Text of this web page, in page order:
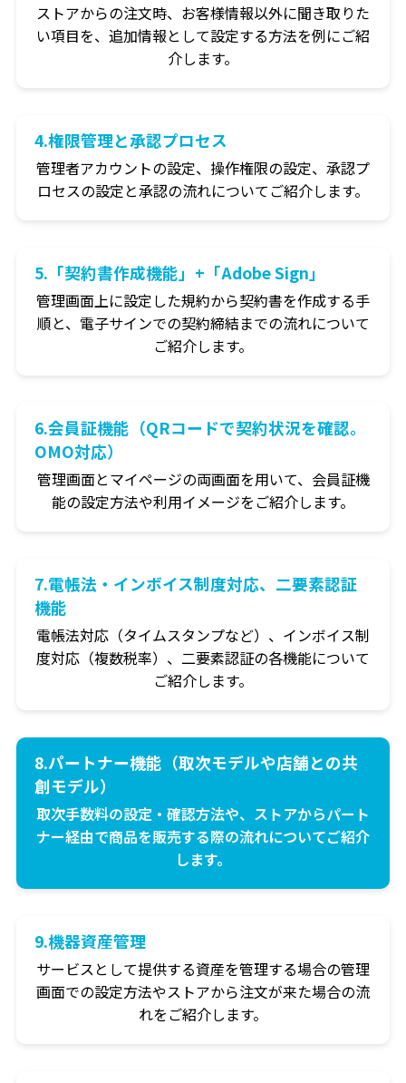
ストアからの注文時、お客様情報以外に聞き取りた
い項目を、追加情報として設定する方法を例にご紹
介します。
4.権限管理と承認プロセス
管理者アカウントの設定、操作権限の設定、承認プ
ロセスの設定と承認の流れについてご紹介します。
5.「契約書作成機能」+「Adobe Sign」
管理画面上に設定した規約から契約書を作成する手
順と、電子サインでの契約締結までの流れについて
ご紹介します。
6.会員証機能（QRコードで契約状況を確認。
OMO対応）
管理画面とマイページの両画面を用いて、会員証機
能の設定方法や利用イメージをご紹介します。
7.電帳法・インボイス制度対応、二要素認証
機能
電帳法対応（タイムスタンプなど）、インボイス制
度対応（複数税率）、二要素認証の各機能について
ご紹介します。
8.パートナー機能（取次モデルや店舗との共
創モデル）
取次手数料の設定・確認方法や、ストアからパート
ナー経由で商品を販売する際の流れについてご紹介
します。
9.機器資産管理
サービスとして提供する資産を管理する場合の管理
画面での設定方法やストアから注文が来た場合の流
れをご紹介します。